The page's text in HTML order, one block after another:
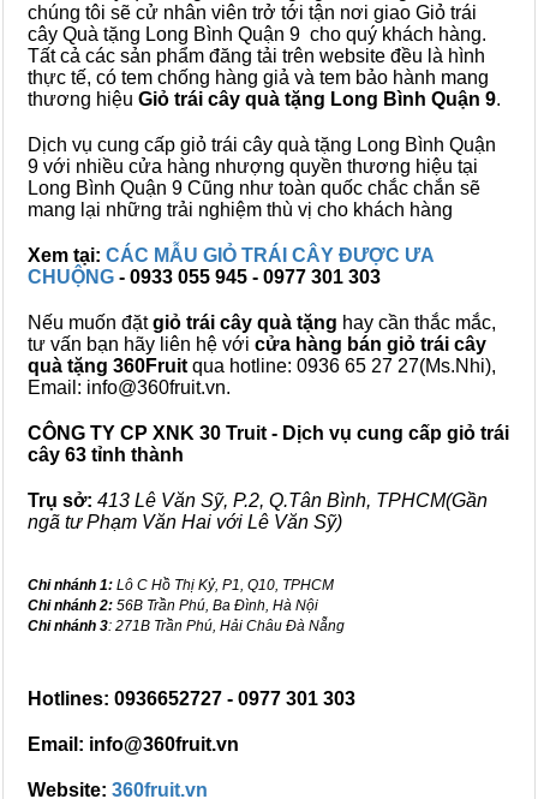
chúng tôi sẽ cử nhân viên trở tới tận nơi giao Giỏ trái
cây Quà tặng Long Bình Quận 9 cho quý khách hàng.
Tất cả các sản phẩm đăng tải trên website đều là hình
thực tế, có tem chống hàng giả và tem bảo hành mang
thương hiệu Giỏ trái cây quà tặng Long Bình Quận 9.
Dịch vụ cung cấp giỏ trái cây quà tặng Long Bình Quận
9 với nhiều cửa hàng nhượng quyền thương hiệu tại
Long Bình Quận 9 Cũng như toàn quốc chắc chắn sẽ
mang lại những trải nghiệm thù vị cho khách hàng
Xem tại: CÁC MẪU GIỎ TRÁI CÂY ĐƯỢC ƯA
CHUỘNG - 0933 055 945 - 0977 301 303
Nếu muốn đặtgiỏ trái cây quà tặng hay cần thắc mắc,
tư vấn bạn hãy liên hệ với cửa hàng bán giỏ trái cây
quà tặng 360Fruit qua hotline: 0936 65 27 27(Ms.Nhi),
Email: info@360fruit.vn.
CÔNG TY CP XNK 30 Truit - Dịch vụ cung cấp giỏ trái
cây 63 tỉnh thành
Trụ sở: 413 Lê Văn Sỹ, P.2, Q.Tân Bình, TPHCM(Gần
ngã tư Phạm Văn Hai với Lê Văn Sỹ)
Chi nhánh 1: Lô C Hồ Thị Kỷ, P1, Q10, TPHCM
Chi nhánh 2: 56B Trần Phú, Ba Đình, Hà Nội
Chi nhánh 3: 271B Trần Phú, Hải Châu Đà Nẵng
Hotlines: 0936652727 - 0977 301 303
Email: info@360fruit.vn
Website: 360fruit.vn